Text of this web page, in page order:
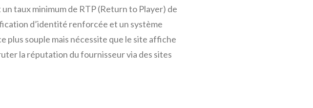
taux minimum de RTP (Return to Player) de
d’identité renforcée et un système
plus souple mais nécessite que le site affiche
la réputation du fournisseur via des sites